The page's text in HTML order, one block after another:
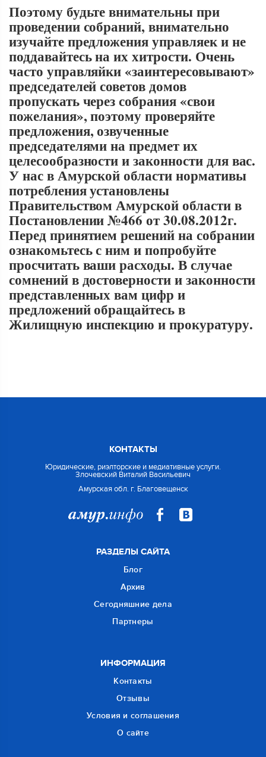
Поэтому будьте внимательны при
проведении собраний, внимательно
изучайте предложения управляек и не
поддавайтесь на их хитрости. Очень
часто управляйки «заинтересовывают»
председателей советов домов
пропускать через собрания «свои
пожелания», поэтому проверяйте
предложения, озвученные
председателями на предмет их
целесообразности и законности для вас.
У нас в Амурской области нормативы
потребления установлены
Правительством Амурской области в
Постановлении №466 от 30.08.2012г.
Перед принятием решений на собрании
ознакомьтесь с ним и попробуйте
просчитать ваши расходы. В случае
сомнений в достоверности и законности
представленных вам цифр и
предложений обращайтесь в
Жилищную инспекцию и прокуратуру.
КОНТАКТЫ
Юридические, риэлторские и медиативные услуги.
Злочевский Виталий Васильевич
Амурская обл. г. Благовещенск
РАЗДЕЛЫ САЙТА
Блог
Архив
Сегодняшние дела
Партнеры
ИНФОРМАЦИЯ
Контакты
Отзывы
Условия и соглашения
О сайте